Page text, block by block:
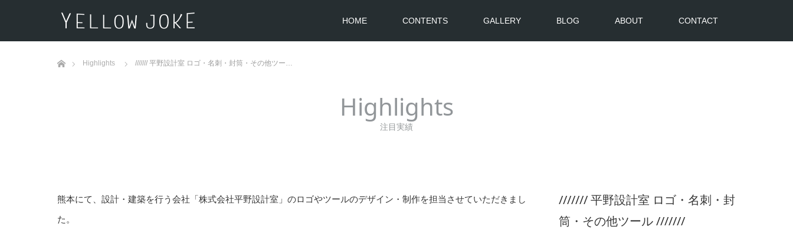
HOME CONTENTS GALLERY BLOG ABOUT CONTACT
Highlights /////// 平野設計室 ロゴ・名刺・封筒・その他ツー…
Highlights
注目実績
/////// 平野設計室 ロゴ・名刺・封
筒・その他ツール ///////
熊本にて、設計・建築を行う会社「株式会社平野設計室」のロゴやツールのデザイン・制作を担当させていただきまし
た。